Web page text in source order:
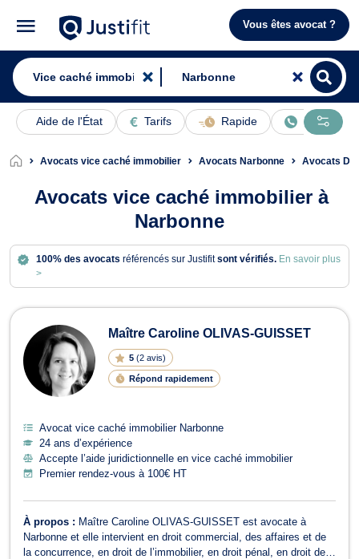
Vous êtes avocat ?
Aide de l'État Tarifs Rapide En ligne
Avocats vice caché immobilier Avocats Narbonne Avocats
Avocats vice caché immobilier à
Narbonne
100% des avocats référencés sur Justifitsont vérifiés. En savoir plus
>
Avocats en vice caché immobilier à
Maître Caroline OLIVAS-GUISSET
5 (2 avis)
Répond rapidement
Avocat vice caché immobilier Narbonne
24 ans d’expérience
Accepte l’aide juridictionnelle en vice caché immobilier
Premier rendez-vous à 100€ HT
À propos : Maître Caroline OLIVAS-GUISSET est avocate à
Narbonne et elle intervient en droit commercial, des affaires et de
la concurrence, en droit de l’immobilier, en droit pénal, en droit des